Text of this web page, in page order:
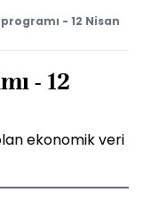
- 12 Nisan
- 12
ekonomik veri